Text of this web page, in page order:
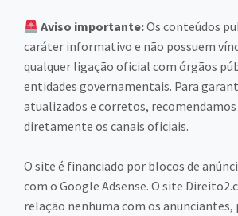
Aviso importante:Os conteúdos
caráter informativo e não possuem
qualquer ligação oficial com órgãos
entidades governamentais. Para
atualizados e corretos,
diretamente os canais oficiais.
O site é financiado por blocos de
com o Google Adsense. O site
relação nenhuma com os